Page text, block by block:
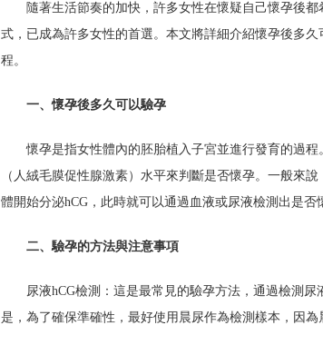
隨著生活節奏的加快，許多女性在懷疑自己懷孕後
式，已成為許多女性的首選。本文將詳細介紹懷孕後多
程。
一、懷孕後多久可以驗孕
懷孕是指女性體內的胚胎植入子宮並進行發育的過
（人絨毛膜促性腺激素）水平來判斷是否懷孕。一般來
體開始分泌hCG，此時就可以通過血液或尿液檢測出是否
二、驗孕的方法與注意事項
尿液hCG檢測：這是最常見的驗孕方法，通過檢測
是，為了確保準確性，最好使用晨尿作為檢測樣本，因為